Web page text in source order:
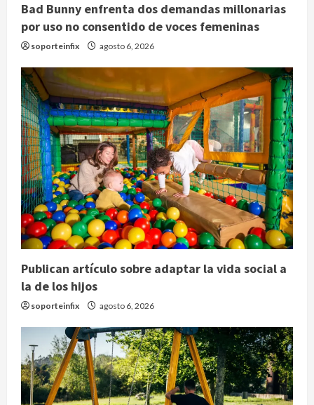
Bad Bunny enfrenta dos demandas millonarias
por uso no consentido de voces femeninas
soporteinfix agosto 6, 2026
Publican artículo sobre adaptar la vida social a
la de los hijos
soporteinfix agosto 6, 2026